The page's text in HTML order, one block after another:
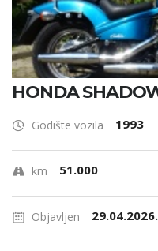
HONDA
Godište vozila 1993
km 51.000
Objavljen 29.04.2026.